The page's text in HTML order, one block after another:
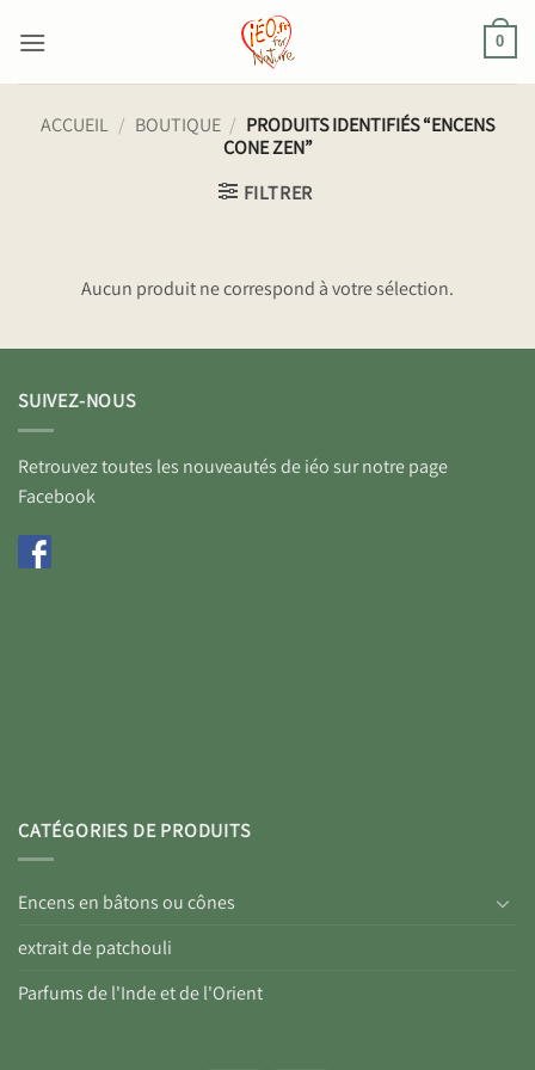
0
ACCUEIL / BOUTIQUE / PRODUITS IDENTIFIÉS “ENCENS
CONE ZEN”
FILTRER
Aucun produit ne correspond à votre sélection.
SUIVEZ-NOUS
Retrouvez toutes les nouveautés de iéo sur notre page
Facebook
CATÉGORIES DE PRODUITS
Encens en bâtons ou cônes
extrait de patchouli
Parfums de l'Inde et de l'Orient